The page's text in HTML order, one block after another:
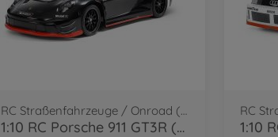
RC Straßenfahrzeuge / Onroad (2WD/4WD)
1:10 RC Porsche 911 GT3R (992) Lac.TT-02